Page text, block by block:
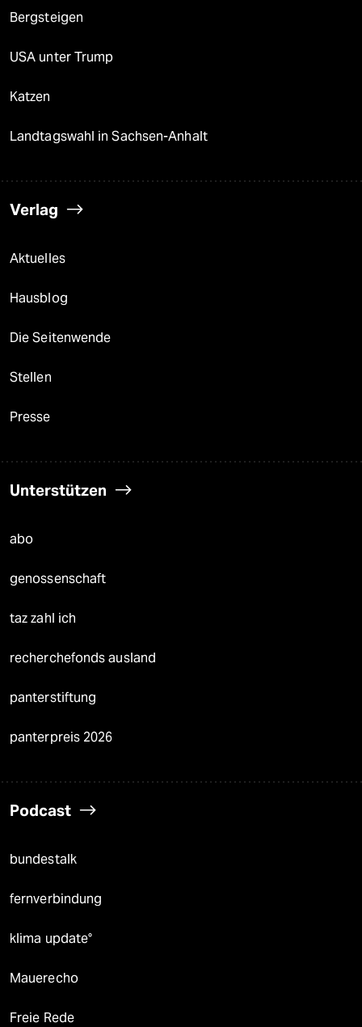
Bergsteigen
USA unter Trump
Katzen
Landtagswahl in Sachsen-Anhalt
Verlag
Aktuelles
Hausblog
Die Seitenwende
Stellen
Presse
Unterstützen
abo
genossenschaft
taz zahl ich
recherchefonds ausland
panterstiftung
panterpreis 2026
Podcast
bundestalk
fernverbindung
klima update°
Mauerecho
Freie Rede